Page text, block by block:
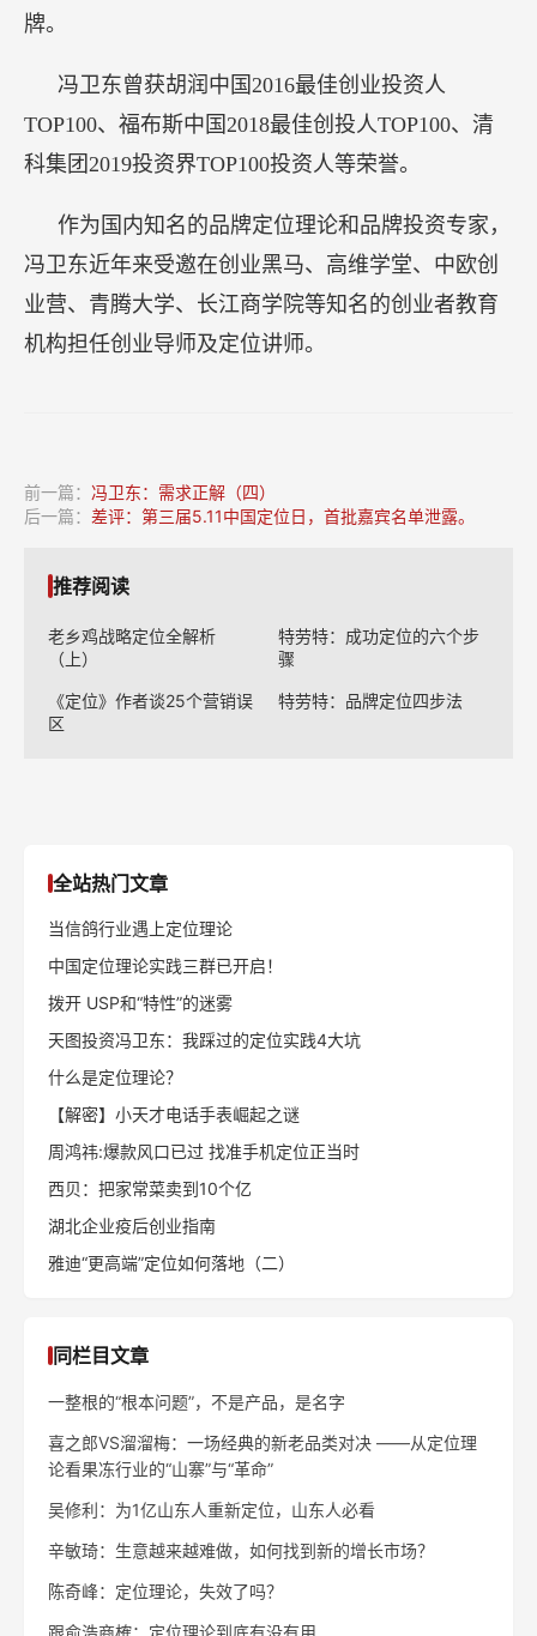
牌。
冯卫东曾获胡润中国2016最佳创业投资人
TOP100、福布斯中国2018最佳创投人TOP100、清
科集团2019投资界TOP100投资人等荣誉。
作为国内知名的品牌定位理论和品牌投资专家，
冯卫东近年来受邀在创业黑马、高维学堂、中欧创
业营、青腾大学、长江商学院等知名的创业者教育
机构担任创业导师及定位讲师。
前一篇： 冯卫东：需求正解（四）
后一篇： 差评：第三届5.11中国定位日，首批嘉宾名单泄露。
推荐阅读
老乡鸡战略定位全解析
（上）
特劳特：成功定位的六个步
骤
《定位》作者谈25个营销误
区
特劳特：品牌定位四步法
全站热门文章
当信鸽行业遇上定位理论
中国定位理论实践三群已开启！
拨开 USP和“特性”的迷雾
天图投资冯卫东：我踩过的定位实践4大坑
什么是定位理论？
【解密】小天才电话手表崛起之谜
周鸿祎:爆款风口已过 找准手机定位正当时
西贝：把家常菜卖到10个亿
湖北企业疫后创业指南
雅迪“更高端”定位如何落地（二）
同栏目文章
一整根的“根本问题”，不是产品，是名字
喜之郎VS溜溜梅：一场经典的新老品类对决 ——从定位理
论看果冻行业的“山寨”与“革命”
吴修利：为1亿山东人重新定位，山东人必看
辛敏琦：生意越来越难做，如何找到新的增长市场？
陈奇峰：定位理论，失效了吗？
跟俞浩商榷：定位理论到底有没有用